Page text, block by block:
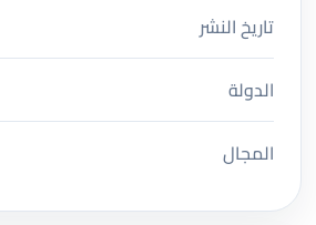
تاريخ النشر
الدولة
المجال